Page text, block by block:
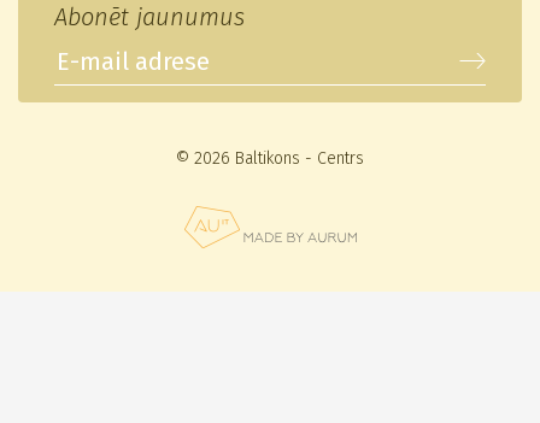
Abonēt jaunumus
© 2026 Baltikons - Centrs